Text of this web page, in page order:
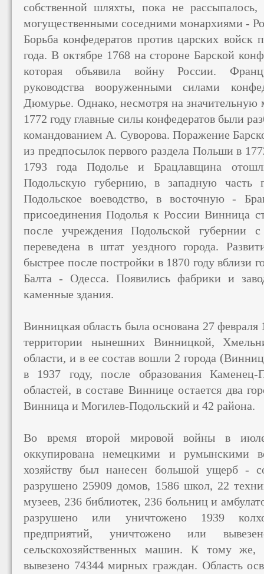
собственной шляхты, пока не
могущественными соседними монархиями -
Борьба конфедератов против царских войск
года. В октябре 1768 на стороне Барской
которая объявила войну России.
руководства вооруженными силами
Дюмурье. Однако, несмотря на
1772 году главные силы конфедератов были
командованием А. Суворова. Поражение
из предпосылок первого раздела Польши в
1793 года Подолье и Брацлавщина
Подольскую губернию, в западную часть
Подольское воеводство, в восточную -
присоединения Подолья к России Винница
после учреждения Подольской
переведена в штат уездного города.
быстрее после постройки в 1870 году вблизи
Балта - Одесса. Появились фабрики и
каменные здания.
Винницкая область была основана 27 февраля
территории нынешних Винницкой,
области, и в ее состав вошли 2 города
в 1937 году, после образования
областей, в составе Виннице остается два
Винница и Могилев-Подольский и 42 района.
Во время второй мировой войны в
оккупирована немецкими и румынскими
хозяйству был нанесен большой ущерб -
разрушено 25909 домов, 1586 школ, 22
музеев, 236 библиотек, 236 больниц и
разрушено или уничтожено 1939
предприятий, уничтожено или
сельскохозяйственных машин. К тому же,
вывезено 74344 мирных граждан. Область